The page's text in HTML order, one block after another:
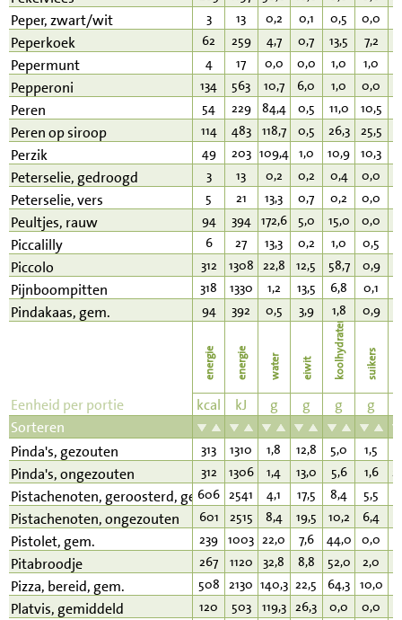
Peper, zwart/wit 3 13 0,2 0,1 0,5 0,0
Peperkoek 62 259 4,7 0,7 13,5 7,2
Pepermunt 4 17 0,0 0,0 1,0 1,0
Pepperoni 134 563 10,7 6,0 1,0 0,0
Peren 54 229 84,4 0,5 11,0 10,5
Peren op siroop 114 483 118,7 0,5 26,3 25,5
Perzik 49 203 109,4 1,0 10,9 10,3
Peterselie, gedroogd 3 13 0,2 0,2 0,4 0,0
Peterselie, vers 5 21 13,3 0,7 0,2 0,0
Peultjes, rauw 94 394 172,6 5,0 15,0 0,0
Piccalilly 6 27 13,3 0,2 1,0 0,5
Piccolo 312 1308 22,8 12,5 58,7 0,9
Pijnboompitten 318 1330 1,2 13,5 6,8 0,1
Pindakaas, gem. 94 392 0,5 3,9 1,8 0,9
energie energie water eiwit koolhydraten suikers
Eenheid per portie kcal kJ g g g g
Sorteren
Pinda's, gezouten
313 1310 1,8 12,8 5,0 1,5
Pinda's, ongezouten 312 1306 1,4 13,0 5,6 1,6
Pistachenoten, geroosterd, gezouten
606 2541 4,1 17,5 8,4 5,5
Pistachenoten, ongezouten 601 2515 8,4 19,5 10,2 6,4
Pistolet, gem. 239 1003 22,0 7,6 44,0 0,0
Pitabroodje 267 1120 32,8 8,8 52,0 2,0
Pizza, bereid, gem. 508 2130 140,3 22,5 64,3 10,0
Platvis, gemiddeld 120 503 119,3 26,3 0,0 0,0